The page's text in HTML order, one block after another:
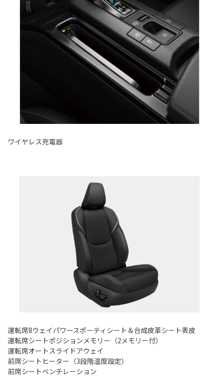
ワイヤレス充電器
運転席8ウェイパワースポーティシート＆合成皮革シート表皮
運転席シートポジションメモリー（2メモリー付）
運転席オートスライドアウェイ
前席シートヒーター（3段階温度設定）
前席シートベンチレーション